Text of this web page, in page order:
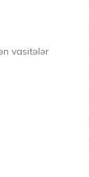
vasitələr